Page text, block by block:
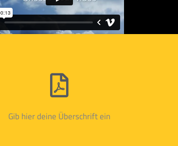
Gib hier deine Überschrift ein